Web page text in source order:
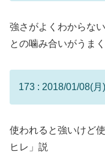
強さがよくわからな
との噛み合いがうま
173 : 2018/01/08(
使われると強いけど
ヒレ」説